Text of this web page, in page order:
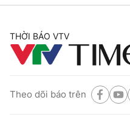
THỜI BÁO VTV
Theo dõi báo trên